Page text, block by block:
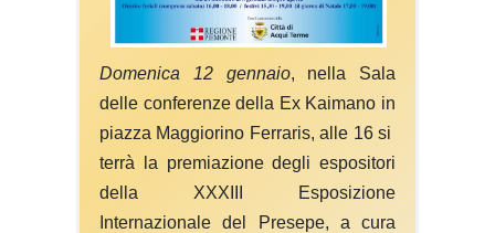
Domenica 12 gennaio, nella Sala
delle conferenze della Ex Kaimano in
piazza Maggiorino Ferraris, alle 16 si
terrà la premiazione degli espositori
della XXXIII Esposizione
Internazionale del Presepe, a cura